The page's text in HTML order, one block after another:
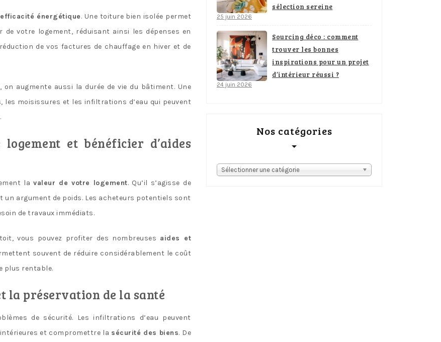
efficacité énergétique. Une toiture bien isolée permet
votre logement, réduisant ainsi les dépenses en
de vos factures de chauffage en hiver et de
, on augmente aussi la durée de vie du bâtiment. Une
moisissures et les infiltrations d’eau qui peuvent
et bénéficier d’aides
lavaleur de votre logement. Qu’il s’agisse de
un argument de poids. Les acheteurs potentiels sont
de travaux immédiats.
vous pouvez profiter des nombreuses aides et
souvent de réduire considérablement le coût
plus rentable.
la préservation de la santé
de sécurité. Les infiltrations d’eau peuvent
et compromettre la sécurité des biens. De
sélection sereine
25 juin 2026
Sourcing déco : comment
trouver les bonnes
inspirations pour un projet
d’intérieur réussi ?
24 juin 2026
Nos catégories
Sélectionner une catégorie